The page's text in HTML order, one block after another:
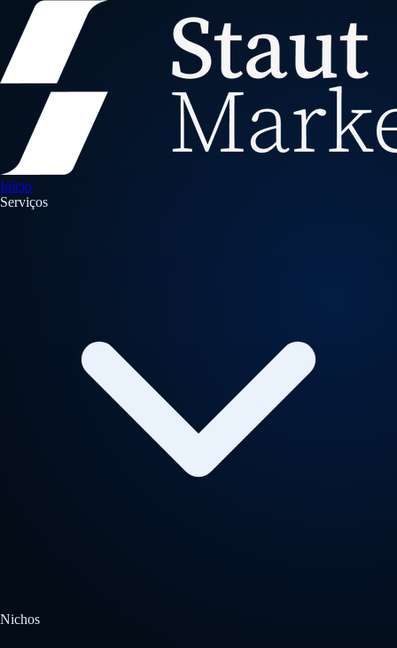
Início
Serviços
Nichos